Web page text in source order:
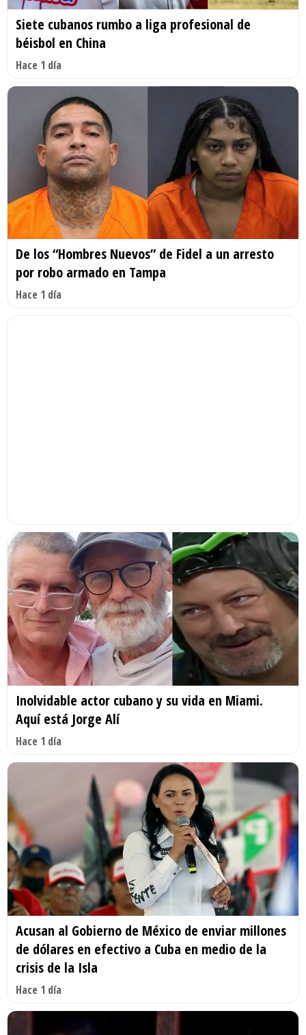
Siete cubanos rumbo a liga profesional de
béisbol en China
Hace 1 día
De los “Hombres Nuevos” de Fidel a un arresto
por robo armado en Tampa
Hace 1 día
Inolvidable actor cubano y su vida en Miami.
Aquí está Jorge Alí
Hace 1 día
Acusan al Gobierno de México de enviar millones
de dólares en efectivo a Cuba en medio de la
crisis de la Isla
Hace 1 día